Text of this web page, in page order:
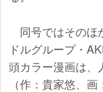
同号ではそのほ
ドルグループ・
頭カラー漫画は、
（作：貴家悠、画